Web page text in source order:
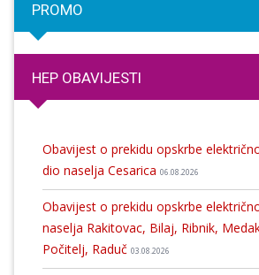
PROMO
HEP OBAVIJESTI
Obavijest o prekidu opskrbe
dio naselja Cesarica 06.08.2026
Obavijest o prekidu opskrbe
naselja Rakitovac, Bilaj, Ribnik,
Počitelj, Raduč 03.08.2026